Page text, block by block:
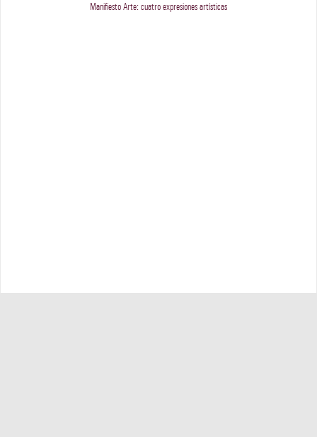
Manifiesto Arte: cuatro expresiones artísticas